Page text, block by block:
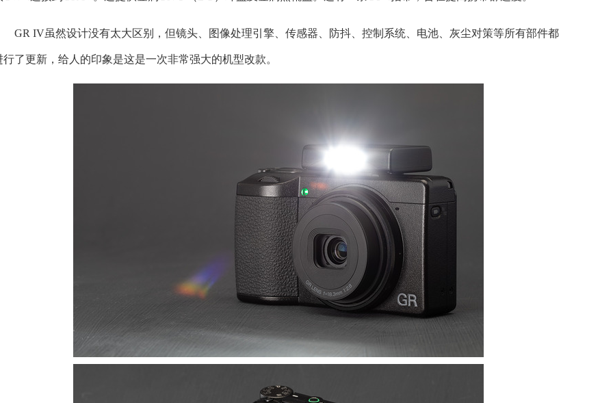
GR IV虽然设计没有太大区别，但镜头、图像处理引擎、传感器、防抖、控制系统、电池、灰尘对策等所有部件都
行了更新，给人的印象是这是一次非常强大的机型改款。